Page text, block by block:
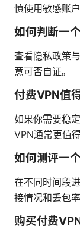
慎使用敏感账户
如何判断一
查看隐私政策
意可否自证。
付费VPN值
如果你需要稳
VPN通常更值得
如何测评一
在不同时间段
接情况和丢包率
购买付费